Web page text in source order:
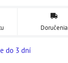
Doručenia
do 3 dní